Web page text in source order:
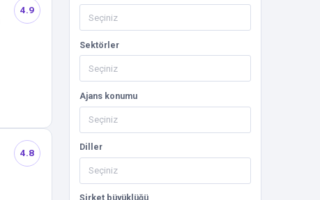
4.9
4.8
Sektörler
Ajans konumu
Diller
Şirket büyüklüğü